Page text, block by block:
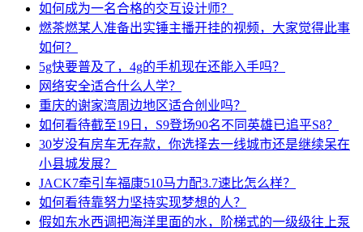
如何成为一名合格的交互设计师？
燃茶燃某人准备出实锤主播开挂的视频，大家觉得此事
如何？
5g快要普及了，4g的手机现在还能入手吗？
网络安全适合什么人学？
重庆的谢家湾周边地区适合创业吗？
如何看待截至19日，S9登场90名不同英雄已追平S8？
30岁没有房车无存款，你选择去一线城市还是继续呆在
小县城发展？
JACK7牵引车福康510马力配3.7速比怎么样？
如何看待靠努力坚持实现梦想的人？
假如东水西调把海洋里面的水，阶梯式的一级级往上泵